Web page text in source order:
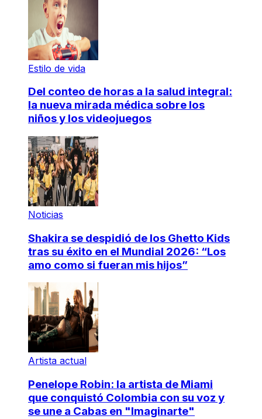
Estilo de vida
Del conteo de horas a la salud integral:
la nueva mirada médica sobre los
niños y los videojuegos
Noticias
Shakira se despidió de los Ghetto Kids
tras su éxito en el Mundial 2026: “Los
amo como si fueran mis hijos”
Artista actual
Penelope Robin: la artista de Miami
que conquistó Colombia con su voz y
se une a Cabas en "Imaginarte"